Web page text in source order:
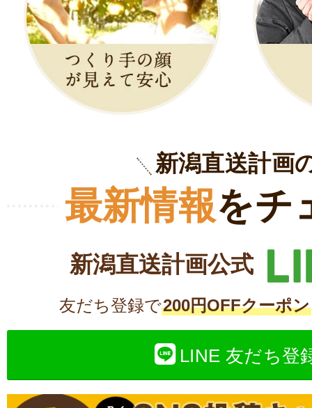
新潟直送計画
最新情報をチ
新潟直送計画公式
友だち登録で200円OFFクーポン
LINE 友だち登